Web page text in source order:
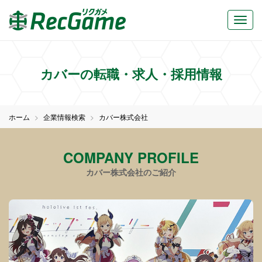
カバーの転職・求人・採用情報
ホーム 企業情報検索 カバー株式会社
COMPANY PROFILE
カバー株式会社のご紹介